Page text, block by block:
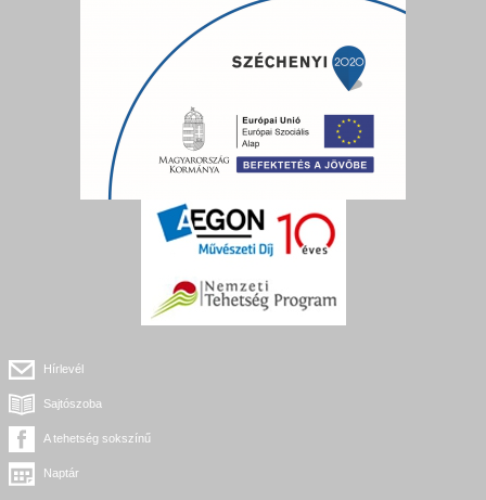
Hírlevél
Sajtószoba
A tehetség sokszínű
Naptár